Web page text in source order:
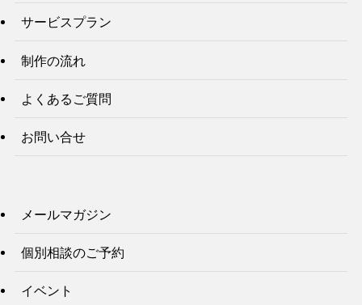
サービスプラン
制作の流れ
よくあるご質問
お問い合せ
メールマガジン
個別相談のご予約
イベント